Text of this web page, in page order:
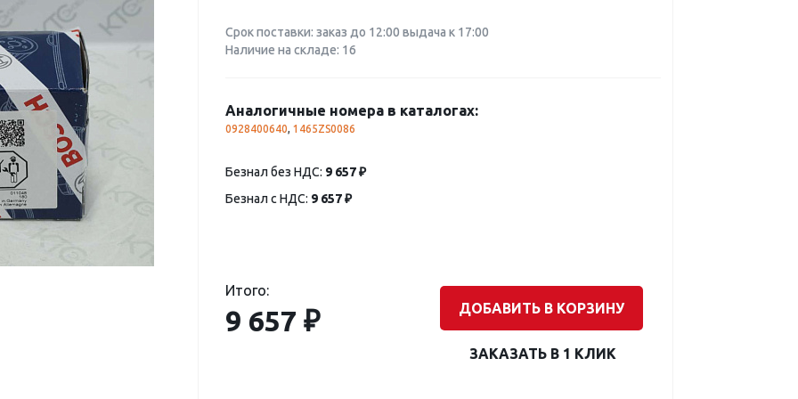
Срок поставки: заказ до 12:00 выдача к 17:00
Наличие на складе: 16
Аналогичные номера в каталогах:
0928400640, 1465ZS0086
Безнал без НДС: 9 657 ₽
Безнал с НДС: 9 657 ₽
Итого:
9 657 ₽ ДОБАВИТЬ В КОРЗИНУ
ЗАКАЗАТЬ В 1 КЛИК